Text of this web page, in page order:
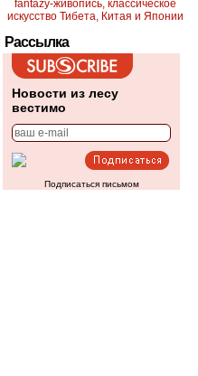
Рассылка
Новости из лесу
вестимо
Подписаться письмом